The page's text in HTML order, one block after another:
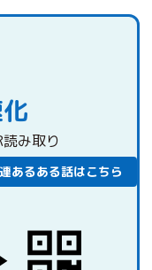
み取り
あるある話はこちら